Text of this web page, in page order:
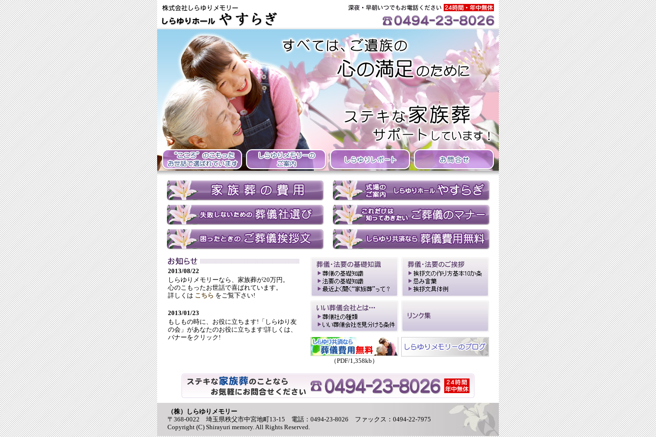
2013/08/22
しらゆりメモリーなら、家族葬が20万円。
心のこもったお世話で喜ばれています。
詳しくは こちら をご覧下さい!
2013/01/23
もしもの時に、お役に立ちます!「しらゆり友
の会」があなたのお役に立ちます!詳しくは、
バナーをクリック!
（PDF/1,358kb）
（株）しらゆりメモリー
〒368-0022 埼玉県秩父市中宮地町13-15 電話：0494-23-8026 ファックス：0494-22-7975
Copyright (C) Shirayuri memory. All Rights Reserved.